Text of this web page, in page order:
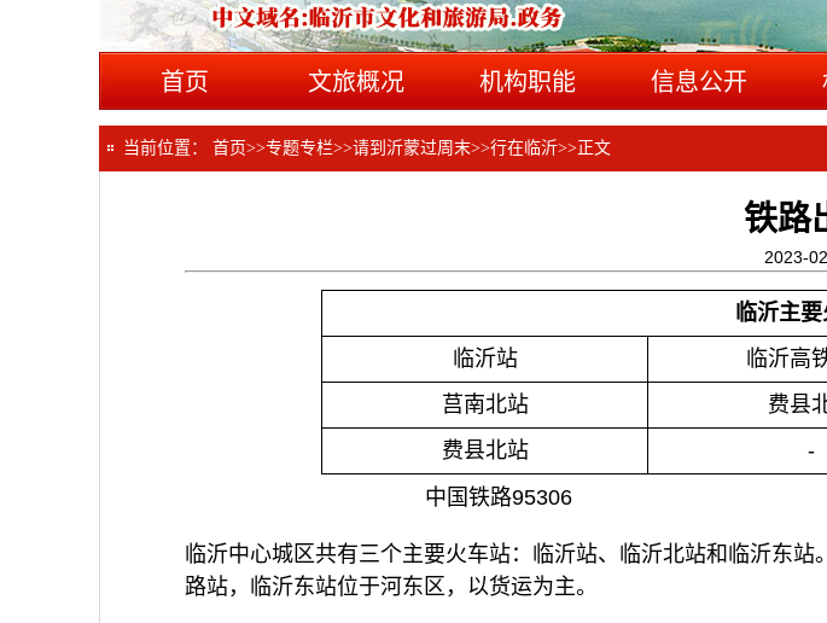
首页 文旅概况 机构职能 信息公开
当前位置： 首页>>专题专栏>>请到沂蒙过周末>>行在临沂>> 正文
铁路
2023-
临沂主
临沂站
临沂高
莒南北站
费县
费县北站
-
中国铁路95306
临沂中心城区共有三个主要火车站：临沂站、临沂北站和临沂东
路站，临沂东站位于河东区，以货运为主。